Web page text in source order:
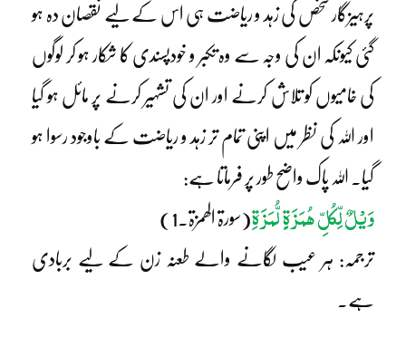
پرہیزگار شخص کی زہد و ریاضت ہی اس کے لیے نقصان دہ ہو
گئی کیونکہ ان کی وجہ سے وہ تکبر و خودپسندی کا شکار ہو کر لوگوں
کی خامیوں کو تلاش کرنے اور ان کی تشہیر کرنے پر مائل ہو گیا
اور اللہ کی نظر میں اپنی تمام تر زہد و ریاضت کے باوجود رسوا ہو
گیا۔ اللہ پاک واضح طور پر فرماتا ہے:
وَیْلٌ لِّکُلِّ ھُمَزَۃٍ لُّمَزَۃِ(سورۃ الھمزۃ۔1)
ترجمہ: ہر عیب لگانے والے طعنہ زن کے لیے بربادی
ہے۔